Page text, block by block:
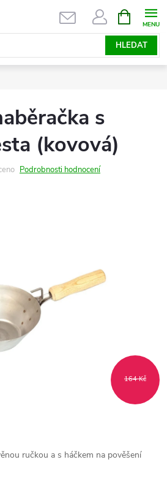
HLEDAT
NÁKUPNÍ
KOŠÍK
s
(kovová)
Podrobnosti hodnocení
164 Kč
ručkou a s háčkem na pověšení